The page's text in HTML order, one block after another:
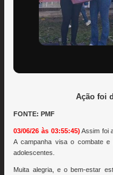
Ação foi
FONTE: PMF
03/06/26 às 03:55:45) Assim foi
A campanha visa o combate
adolescentes.
Muita alegria, e o bem-estar